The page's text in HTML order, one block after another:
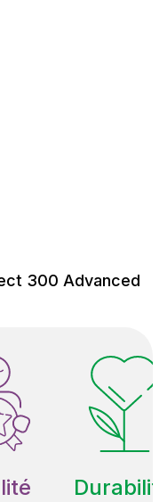
300 Advanced